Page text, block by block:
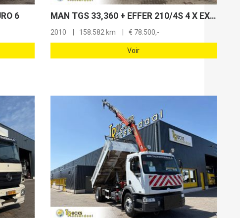
6 MAN TGS 33,360 + EFFER 210/4S 4 X EXT. + JIB 2 S 2 X EXT + HOOK ARM SYSTEM + 6X4 + 158582 KM + EURO 5
2010 158.582 km € 78.500,-
Voir